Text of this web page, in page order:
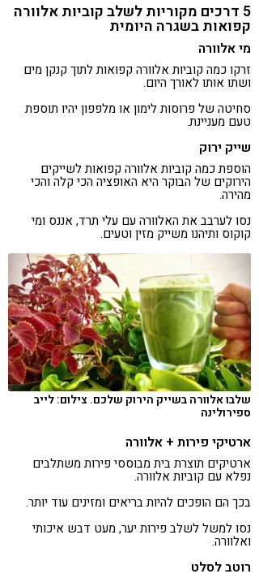
5 דרכים מקוריות לשלב קוביות אלוורה
קפואות בשגרה היומית
מי אלוורה
זרקו כמה קוביות אלוורה קפואות לתוך קנקן מים
ושתו אותו לאורך היום.
סחיטה של ​​פרוסות לימון או מלפפון יהיו תוספת
טעם מעניינת.
שייק ירוק
הוספת כמה קוביות אלוורה קפואות לשייקים
הירוקים של הבוקר היא האופציה הכי קלה והכי
מהירה.
נסו לערבב את האלוורה עם עלי תרד, אננס ומי
קוקוס ותיהנו משייק מזין וטעים.
שלבו אלוורה בשייק הירוק שלכם. צילום: לייב
ספירולינה
ארטיקי פירות + אלוורה
ארטיקים תוצרת בית מבוססי פירות משתלבים
נפלא עם קוביות אלוורה.
בכך הם הופכים להיות בריאים ומזינים עוד יותר.
נסו למשל לשלב פירות יער, מעט דבש איכותי
ואלוורה.
רוטב לסלט